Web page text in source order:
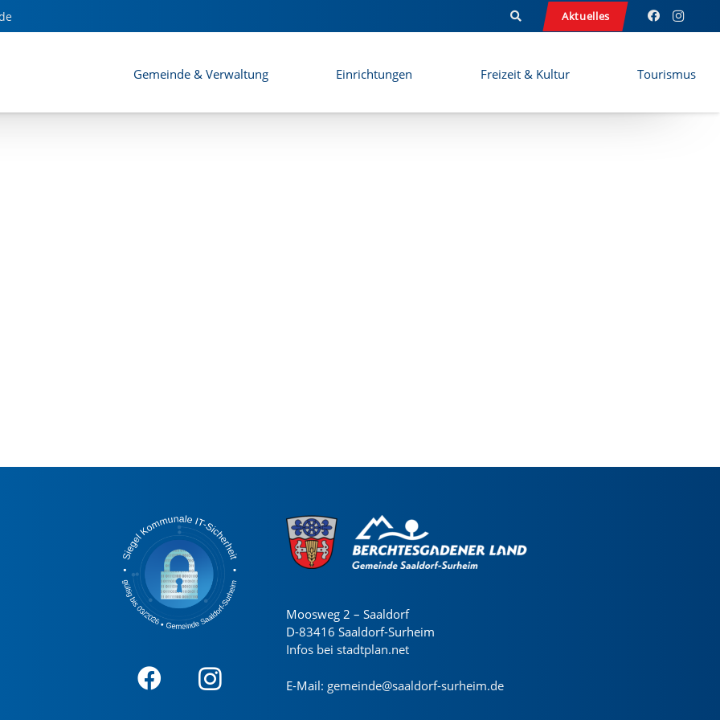
Aktuelles
Gemeinde & Verwaltung Einrichtungen Freizeit & Kultur Tourismus
- Saaldorf I
Moosweg 2 – Saaldorf
D-83416 Saaldorf-Surheim
Infos bei stadtplan.net
E-Mail: gemeinde@saaldorf-surheim.de